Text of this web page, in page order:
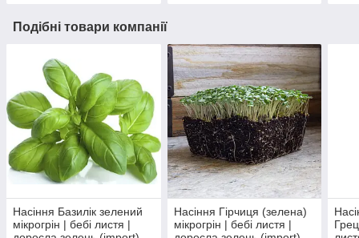
Подібні товари компанії
Насіння Базилік зелений
мікрогрін | бебі листя |
Насіння Гірчиця (зелена)
мікрогрін | бебі листя |